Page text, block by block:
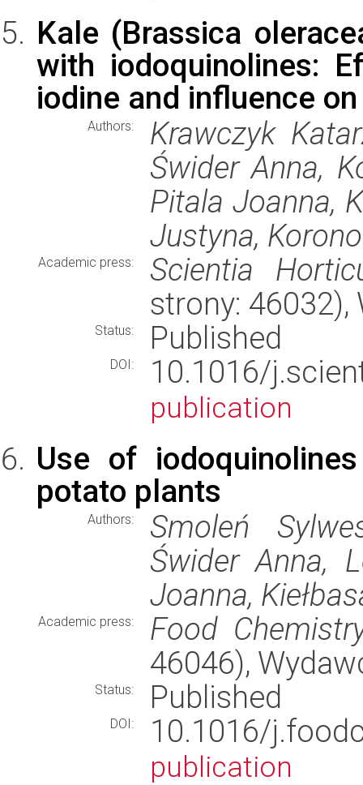
Kale (Brassica
with iodoquinolines:
iodine and influence
Authors:
Krawczyk
Świder Anna,
Pitala Joanna,
Justyna,
Academic press:
Scientia
strony:
Status: Published
DOI: 10.1016/
publication
Use of
potato plants
Authors:
Smoleń
Świder Anna,
Joanna,
Academic press:
Food
46046),
Status: Published
DOI: 10.1016/
publication